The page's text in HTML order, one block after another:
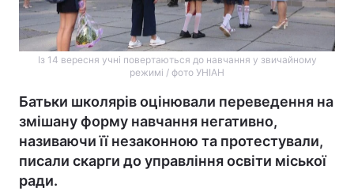
Із 14 вересня учні повертаються до навчання у звичайному
режимі / фото УНІАН
Батьки школярів оцінювали переведення на
змішану форму навчання негативно,
називаючи її незаконною та протестували,
писали скарги до управління освіти міської
ради.